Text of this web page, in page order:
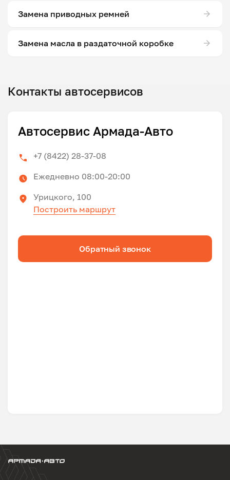
Замена приводных ремней
Замена масла в раздаточной коробке
Контакты автосервисов
Автосервис Армада-Авто
+7 (8422) 28-37-08
Ежедневно 08:00-20:00
Урицкого, 100
Построить маршрут
Обратный звонок